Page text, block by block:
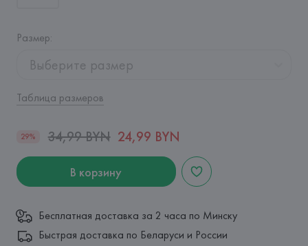
Размер:
Выберите размер
Таблица размеров
29% 34,99 BYN 24,99 BYN
В корзину
Бесплатная доставка за 2 часа по Минску
Быстрая доставка по Беларуси и России